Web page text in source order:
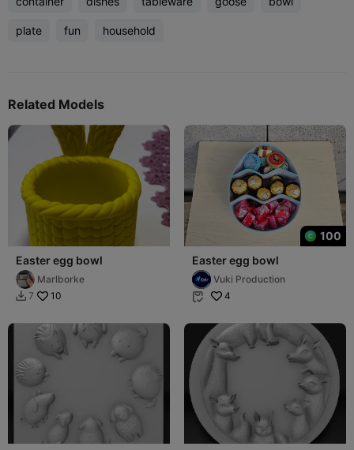
plate fun household
Related Models
Easter egg bowl
Marlborke
 7 10
100
Easter egg bowl
Vuki Production
 4